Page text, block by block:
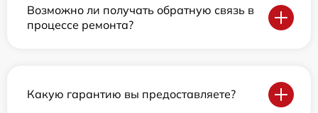
Возможно ли получать обратную связь в
процессе ремонта?
Какую гарантию вы предоставляете?